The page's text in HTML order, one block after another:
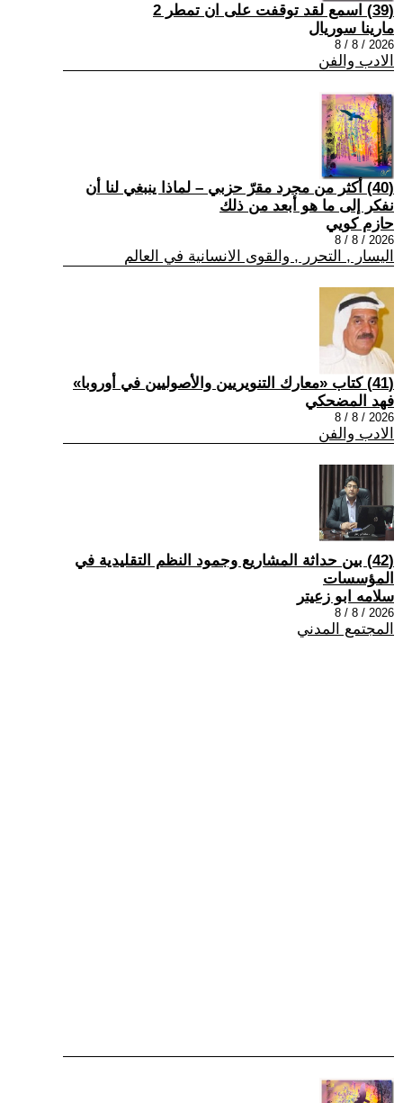
(39) اسمع لقد توقفت على ان تمطر 2
مارينا سوريال
2026 / 8 / 8
الادب والفن
(40) أكثر من مجرد مقرّ حزبي – لماذا ينبغي لنا أن
نفكر إلى ما هو أبعد من ذلك
حازم كويي
2026 / 8 / 8
اليسار , التحرر , والقوى الانسانية في العالم
(41) كتاب «معارك التنويريين والأصوليين في أوروبا»
فهد المضحكي
2026 / 8 / 8
الادب والفن
(42) بين حداثة المشاريع وجمود النظم التقليدية في
المؤسسات
سلامه ابو زعيتر
2026 / 8 / 8
المجتمع المدني